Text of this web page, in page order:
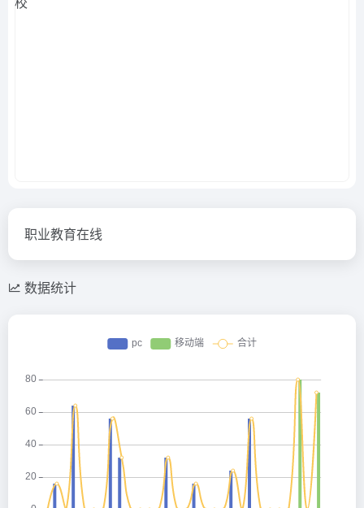
职业教育在线
数据统计